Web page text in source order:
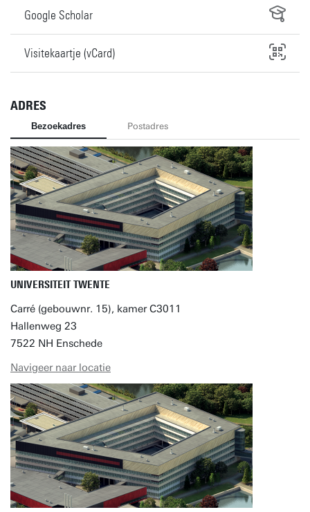
Google Scholar
Visitekaartje (vCard)
ADRES
Bezoekadres Postadres
UNIVERSITEIT TWENTE
Carré (gebouwnr. 15), kamer C3011
Hallenweg 23
7522 NH Enschede
Navigeer naar locatie